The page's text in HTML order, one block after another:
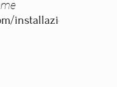
installazioni-